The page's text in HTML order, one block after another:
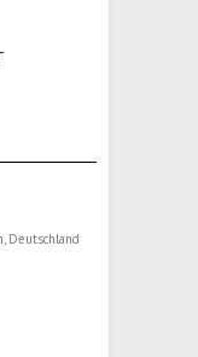
Deutschland